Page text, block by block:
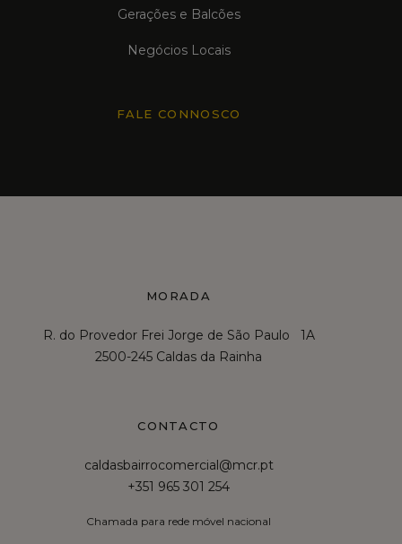
Gerações e Balcões
Negócios Locais
FALE CONNOSCO
MORADA
R. do Provedor Frei Jorge de São Paulo 1A
2500-245 Caldas da Rainha
CONTACTO
caldasbairrocomercial@mcr.pt
+351 965 301 254
Chamada para rede móvel nacional